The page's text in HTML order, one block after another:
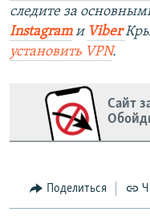
следите за
Instagram и Viber
установить VPN.
Сайт
Поделиться